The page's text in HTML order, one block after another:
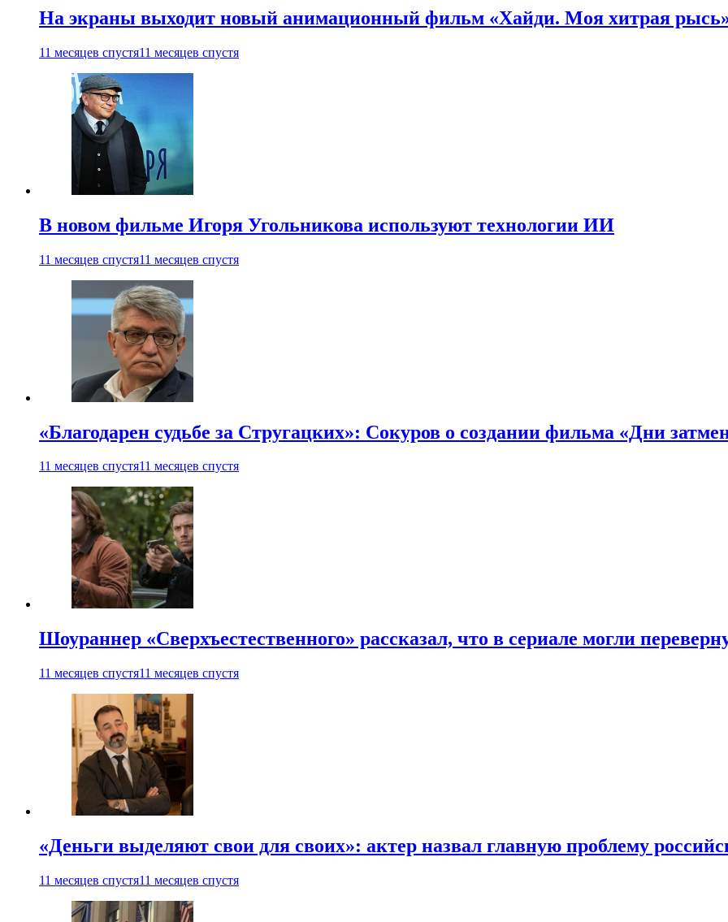
На экраны выходит новый анимационный фильм «Хайди. Моя хитрая
11 месяцев спустя11 месяцев спустя
В новом фильме Игоря Угольникова используют технологии ИИ
11 месяцев спустя11 месяцев спустя
«Благодарен судьбе за Стругацких»: Сокуров о создании фильма «Дни
11 месяцев спустя11 месяцев спустя
Шоураннер «Сверхъестественного» рассказал, что в сериале могли
11 месяцев спустя11 месяцев спустя
«Деньги выделяют свои для своих»: актер назвал главную проблему
11 месяцев спустя11 месяцев спустя